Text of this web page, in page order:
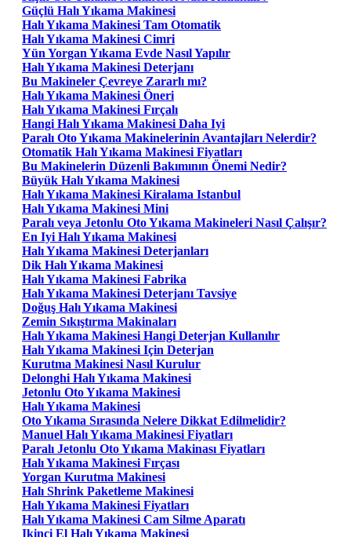
Güçlü Halı Yıkama Makinesi
Halı Yıkama Makinesi Tam Otomatik
Halı Yıkama Makinesi Cimri
Yün Yorgan Yıkama Evde Nasıl Yapılır
Halı Yıkama Makinesi Deterjanı
Bu Makineler Çevreye Zararlı mı?
Halı Yıkama Makinesi Öneri
Halı Yıkama Makinesi Fırçalı
Hangi Halı Yıkama Makinesi Daha Iyi
Paralı Oto Yıkama Makinelerinin Avantajları Nelerdir?
Otomatik Halı Yıkama Makinesi Fiyatları
Bu Makinelerin Düzenli Bakımının Önemi Nedir?
Büyük Halı Yıkama Makinesi
Halı Yıkama Makinesi Kiralama Istanbul
Halı Yıkama Makinesi Mini
Paralı veya Jetonlu Oto Yıkama Makineleri Nasıl Çalışır?
En Iyi Halı Yıkama Makinesi
Halı Yıkama Makinesi Deterjanları
Dik Halı Yıkama Makinesi
Halı Yıkama Makinesi Fabrika
Halı Yıkama Makinesi Deterjanı Tavsiye
Doğuş Halı Yıkama Makinesi
Zemin Sıkıştırma Makinaları
Halı Yıkama Makinesi Hangi Deterjan Kullanılır
Halı Yıkama Makinesi Için Deterjan
Kurutma Makinesi Nasıl Kurulur
Delonghi Halı Yıkama Makinesi
Jetonlu Oto Yıkama Makinesi
Halı Yıkama Makinesi
Oto Yıkama Sırasında Nelere Dikkat Edilmelidir?
Manuel Halı Yıkama Makinesi Fiyatları
Paralı Jetonlu Oto Yıkama Makinası Fiyatları
Halı Yıkama Makinesi Fırçası
Yorgan Kurutma Makinesi
Halı Shrink Paketleme Makinesi
Halı Yıkama Makinesi Fiyatları
Halı Yıkama Makinesi Cam Silme Aparatı
Ikinci El Halı Yıkama Makinesi